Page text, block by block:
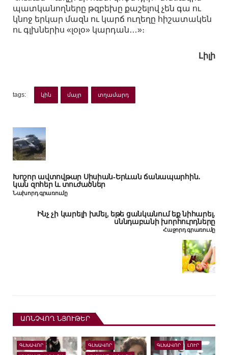
պատկանողները թզբեխը քաշելով չեն գա ու
կնոջ երկար մազն ու կարճ ուղեղը հիշատակեն
ու գլխներիս «լօլօ» կարդան…»։
Լիլի
tags: կին մայր տղամարդ
Խոշոր ավտովթար Սիսիան-Երևան ճանապարհին․
կան զոհեր և տուժածներ
Նախորդ գրառումը
Ինչ չի կարելի խմել, եթե ցանկանում եք նիհարել.
սննդաբանի խորհուրդները
Հաջորդ գրառումը
ԱՌՆՉՎՈՂ ՆՅՈՒԹԵՐ
ԳԼԽԱՎՈՐ ԳԼԽԱՎՈՐ ԳԼԽԱՎՈՐ ԼՈՒՐ